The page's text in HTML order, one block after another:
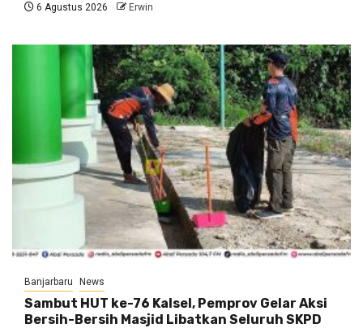
6 Agustus 2026 Erwin
Banjarbaru News
Sambut HUT ke-76 Kalsel, Pemprov Gelar Aksi
Bersih-Bersih Masjid Libatkan Seluruh SKPD